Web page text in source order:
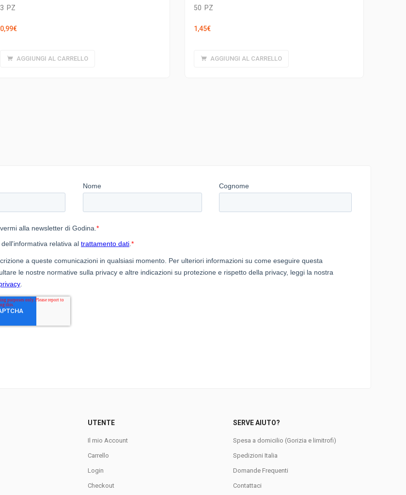
3 PZ
0,99€
AGGIUNGI AL CARRELLO
50 PZ
1,45€
AGGIUNGI AL CARRELLO
UTENTE
Il mio Account
Carrello
Login
Checkout
SERVE AIUTO?
Spesa a domicilio (Gorizia e limitrofi)
Spedizioni Italia
Domande Frequenti
Contattaci